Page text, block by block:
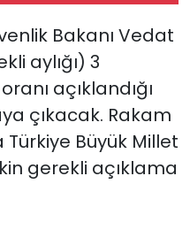
Bakanı Vedat
aylığı) 3
açıklandığı
çıkacak. Rakam
Büyük Millet
gerekli açıklama